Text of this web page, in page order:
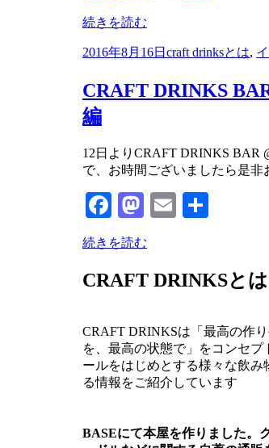
続きを読む
投
日:
2016年8月16日 craft drinksとは,
CRAFT DRINKS
編
投稿者master
12日よりCRAFT DRINKS BAR
で、お時間ございましたら是
Facebook
Mastodon
Email
続きを読む
CRAFT DRINKSとは
CRAFT DRINKSは「最高の作
を、最高の状態で」をコンセプ
ールをはじめとする様々な飲み
る情報をご紹介しています
BASEにて本屋を作りました。